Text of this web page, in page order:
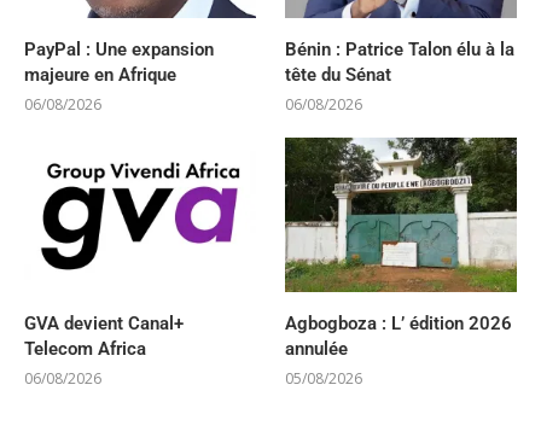
PayPal : Une expansion
majeure en Afrique
06/08/2026
Bénin : Patrice Talon élu à la
tête du Sénat
06/08/2026
GVA devient Canal+
Telecom Africa
06/08/2026
Agbogboza : L’ édition 2026
annulée
05/08/2026